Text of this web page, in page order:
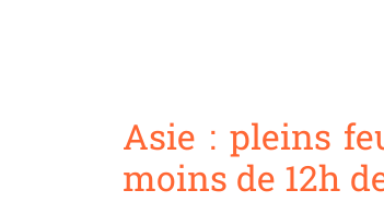
Asie : pleins
moins de 12h